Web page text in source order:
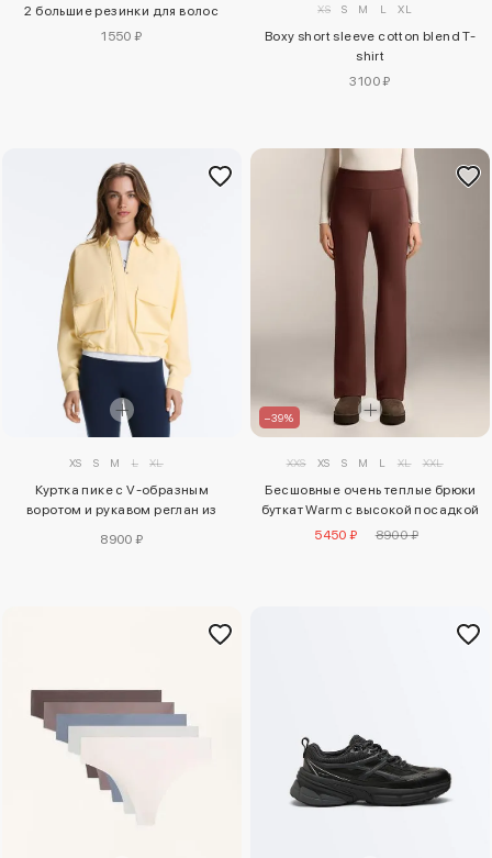
2 большие резинки для волос
1550 ₽
XS S M L XL
Boxy short sleeve cotton blend T-
shirt
3100 ₽
XS S M L XL
Куртка пике с V-образным
воротом и рукавом реглан из
8900 ₽
–39%
XXS XS S M L XL XXL
Бесшовные очень теплые брюки
буткат Warm с высокой посадкой
5450 ₽
8900 ₽